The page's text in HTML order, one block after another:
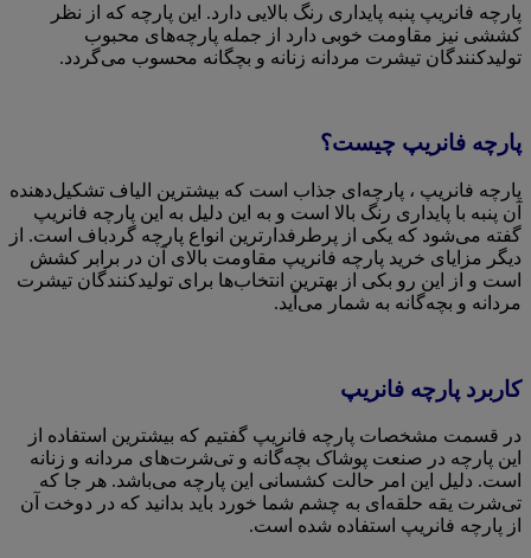
پارچه فانریپ پنبه پایداری رنگ بالایی دارد. این پارچه که از نظر
کششی نیز مقاومت خوبی دارد از جمله پارچه‌های محبوب
تولیدکنندگان تیشرت مردانه زنانه و بچگانه محسوب می‌گردد.
پارچه فانریپ چیست؟
پارچه فانریپ ، پارچه‌ای جذاب است که بیشترین الیاف تشکیل‌دهنده
آن پنبه با پایداری رنگ بالا است و به این دلیل به این پارچه فانریپ
گفته می‌شود که یکی از پرطرفدارترین انواع پارچه گردباف است. از
دیگر مزایای خرید پارچه فانریپ مقاومت بالای آن در برابر کشش
است و از این رو بکی از بهترین انتخاب‌ها برای تولیدکنندگان تیشرت
مردانه و بچه‌گانه به شمار می‌آید.
کاربرد پارچه فانریپ
در قسمت مشخصات پارچه فانریپ گفتیم که بیشترین استفاده از
این پارچه در صنعت پوشاک بچه‌گانه و تی‌شرت‌های مردانه و زنانه
است. دلیل این امر حالت کشسانی این پارچه می‌باشد. هر جا که
تی‌شرت یقه حلقه‌ای به چشم شما خورد باید بدانید که در دوخت آن
از پارچه فانریپ استفاده شده است.